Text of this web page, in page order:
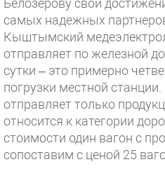
Белозерову свои
самых надежных
Кыштымский
отправляет по железной
сутки – это примерно
погрузки местной
отправляет только
относится к категории
стоимости один вагон с
сопоставим с ценой 25